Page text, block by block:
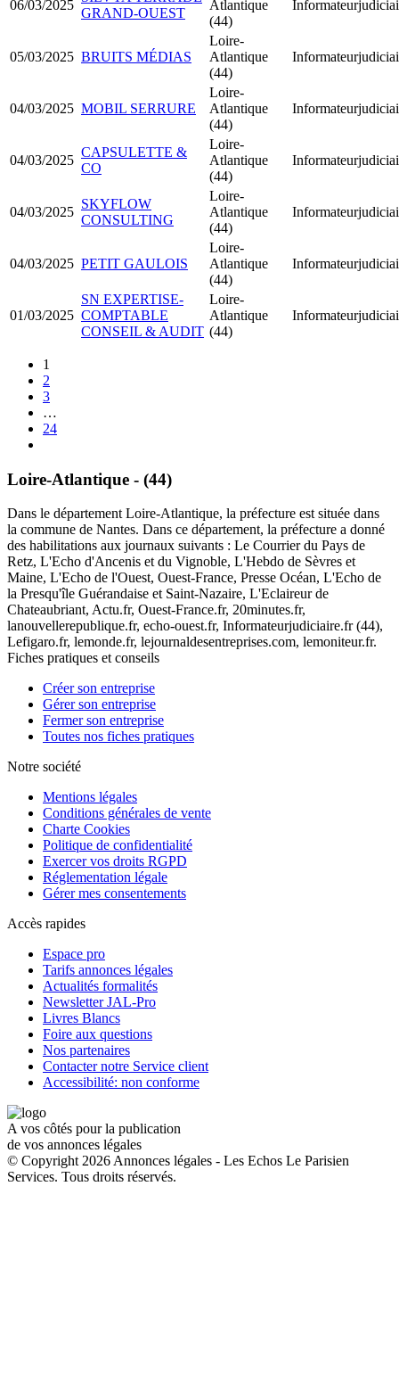
06/03/2025
GRAND-OUEST
Atlantique
(44)
05/03/2025 BRUITS MÉDIAS
Loire-
Atlantique
(44)
04/03/2025 MOBIL SERRURE
Loire-
Atlantique
(44)
04/03/2025
CAPSULETTE &
CO
Loire-
Atlantique
(44)
04/03/2025
SKYFLOW
CONSULTING
Loire-
Atlantique
(44)
04/03/2025 PETIT GAULOIS
Loire-
Atlantique
(44)
01/03/2025
SN EXPERTISE-
COMPTABLE
CONSEIL & AUDIT
Loire-
Atlantique
(44)
1
2
3
…
24
Loire-Atlantique - (44)
Dans le département Loire-Atlantique, la préfecture est située dans
la commune de Nantes. Dans ce département, la préfecture a donné
des habilitations aux journaux suivants : Le Courrier du Pays de
Retz, L'Echo d'Ancenis et du Vignoble, L'Hebdo de Sèvres et
Maine, L'Echo de l'Ouest, Ouest-France, Presse Océan, L'Echo de
la Presqu'île Guérandaise et Saint-Nazaire, L'Eclaireur de
Chateaubriant, Actu.fr, Ouest-France.fr, 20minutes.fr,
lanouvellerepublique.fr, echo-ouest.fr, Informateurjudiciaire.fr (44),
Lefigaro.fr, lemonde.fr, lejournaldesentreprises.com, lemoniteur.fr.
Fiches pratiques et conseils
Créer son entreprise
Gérer son entreprise
Fermer son entreprise
Toutes nos fiches pratiques
Notre société
Mentions légales
Conditions générales de vente
Charte Cookies
Politique de confidentialité
Exercer vos droits RGPD
Réglementation légale
Gérer mes consentements
Accès rapides
Espace pro
Tarifs annonces légales
Actualités formalités
Newsletter JAL-Pro
Livres Blancs
Foire aux questions
Nos partenaires
Contacter notre Service client
Accessibilité: non conforme
A vos côtés pour la publication
de vos annonces légales
© Copyright 2026 Annonces légales - Les Echos Le Parisien
Services. Tous droits réservés.